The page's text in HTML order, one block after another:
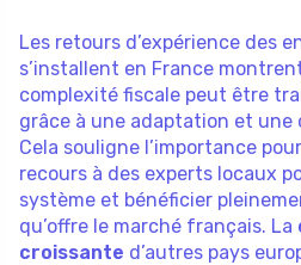
Les retours d’expérience des
s’installent en France
complexité fiscale peut être
grâce à une adaptation et une
Cela souligne l’importance
recours à des experts locaux
système et bénéficier
qu’offre le marché français. La
croissante d’autres pays